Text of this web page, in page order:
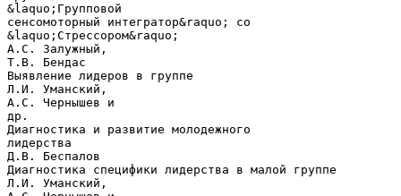
&laquo;Групповой
сенсомоторный интегратор&raquo; со
&laquo;Стрессором&raquo;
А.С. Залужный,
Т.В. Бендас
Выявление лидеров в группе
Л.И. Уманский,
А.С. Чернышев и
др.
Диагностика и развитие молодежного
лидерства
Д.В. Беспалов
Диагностика специфики лидерства в малой группе
Л.И. Уманский,